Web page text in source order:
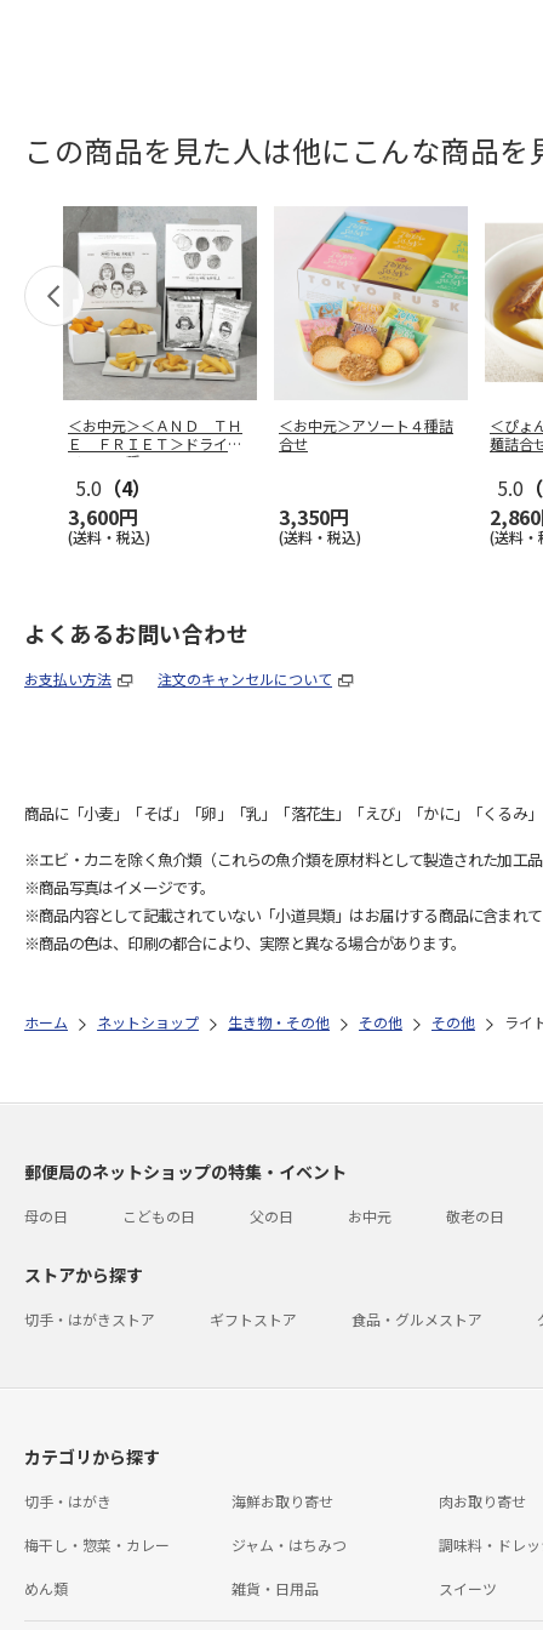
この商品を見た人は他にこんな商品を
＜お中元＞＜ＡＮＤ ＴＨ
Ｅ ＦＲＩＥＴ＞ドライフ
リット５種
5.0 （4）
3,600円
(送料・税込)
＜お中元＞アソート４種詰
合せ
3,350円
(送料・税込)
＜ぴょ
麺詰合
5.0
(送料・
よくあるお問い合わせ
お支払い方法 注文のキャンセルについて
商品に「小麦」「そば」「卵」「乳」「落花生」「えび」「かに」「くるみ
※エビ・カニを除く魚介類（これらの魚介類を原材料として製造された加工
※商品写真はイメージです。
※商品内容として記載されていない「小道具類」はお届けする商品に含まれ
※商品の色は、印刷の都合により、実際と異なる場合があります。
ホーム ネットショップ 生き物・その他 その他 その他 ライ
郵便局のネットショップの特集・イベント
母の日 こどもの日 父の日 お中元 敬老の日
ストアから探す
切手・はがきストア ギフトストア 食品・グルメストア
カテゴリから探す
切手・はがき 海鮮お取り寄せ 肉お取り寄せ
梅干し・惣菜・カレー ジャム・はちみつ 調味料・ドレ
めん類 雑貨・日用品 スイーツ